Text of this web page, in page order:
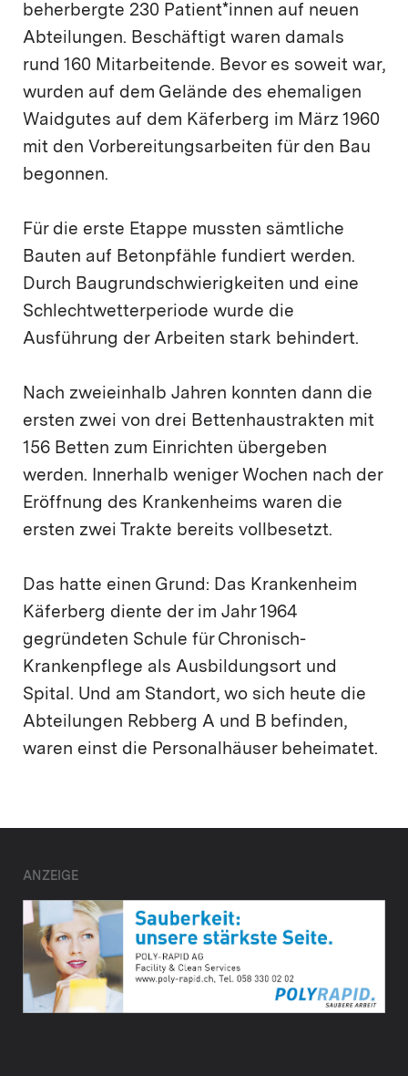
beherbergte 230 Patient*innen auf neuen
Abteilungen. Beschäftigt waren damals
rund 160 Mitarbeitende. Bevor es soweit war,
wurden auf dem Gelände des ehemaligen
Waidgutes auf dem Käferberg im März 1960
mit den Vorbereitungsarbeiten für den Bau
begonnen.
Für die erste Etappe mussten sämtliche
Bauten auf Betonpfähle fundiert werden.
Durch Baugrundschwierigkeiten und eine
Schlechtwetterperiode wurde die
Ausführung der Arbeiten stark behindert.
Nach zweieinhalb Jahren konnten dann die
ersten zwei von drei Bettenhaustrakten mit
156 Betten zum Einrichten übergeben
werden. Innerhalb weniger Wochen nach der
Eröffnung des Krankenheims waren die
ersten zwei Trakte bereits vollbesetzt.
Das hatte einen Grund: Das Krankenheim
Käferberg diente der im Jahr 1964
gegründeten Schule für Chronisch-
Krankenpflege als Ausbildungsort und
Spital. Und am Standort, wo sich heute die
Abteilungen Rebberg A und B befinden,
waren einst die Personalhäuser beheimatet.
ANZEIGE